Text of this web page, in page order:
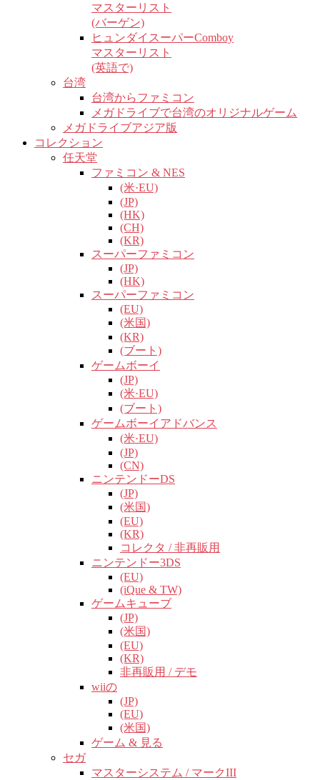
マスターリスト
(バーゲン)
ヒュンダイスーパーComboy
マスターリスト
(英語で)
台湾
台湾からファミコン
メガドライブで台湾のオリジナルゲーム
メガドライブアジア版
コレクション
任天堂
ファミコン & NES
(米·EU)
(JP)
(HK)
(CH)
(KR)
スーパーファミコン
(JP)
(HK)
スーパーファミコン
(EU)
(米国)
(KR)
(ブート)
ゲームボーイ
(JP)
(米·EU)
(ブート)
ゲームボーイアドバンス
(米·EU)
(JP)
(CN)
ニンテンドーDS
(JP)
(米国)
(EU)
(KR)
コレクタ / 非再販用
ニンテンドー3DS
(EU)
(iQue & TW)
ゲームキューブ
(JP)
(米国)
(EU)
(KR)
非再販用 / デモ
wiiの
(JP)
(EU)
(米国)
ゲーム & 見る
セガ
マスターシステム / マークIII